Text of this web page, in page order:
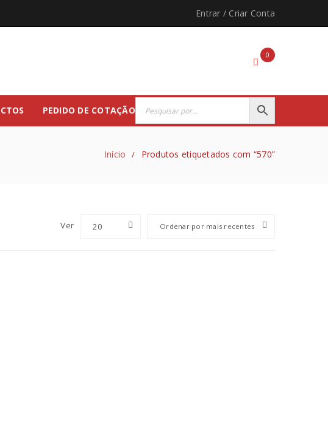
Entrar / Criar Conta
0
PEDIDO DE COTAÇÃO
Início / Produtos etiquetados com “570”
Ordenar por mais recentes
Ver 20